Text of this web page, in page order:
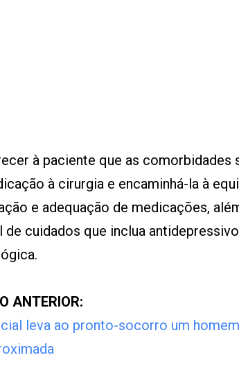
à paciente que as comorbidades
à cirurgia e encaminhá-la à
e adequação de medicações,
de cuidados que inclua
ANTERIOR:
leva ao pronto-socorro um